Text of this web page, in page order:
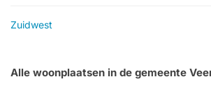
Zuidwest
Alle woonplaatsen in de gemeente